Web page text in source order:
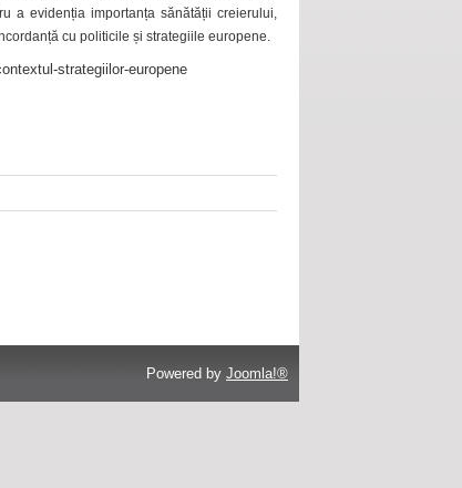
a evidenția importanța sănătății creierului,
cu politicile și strategiile europene.
strategiilor-europene
Powered by Joomla!®